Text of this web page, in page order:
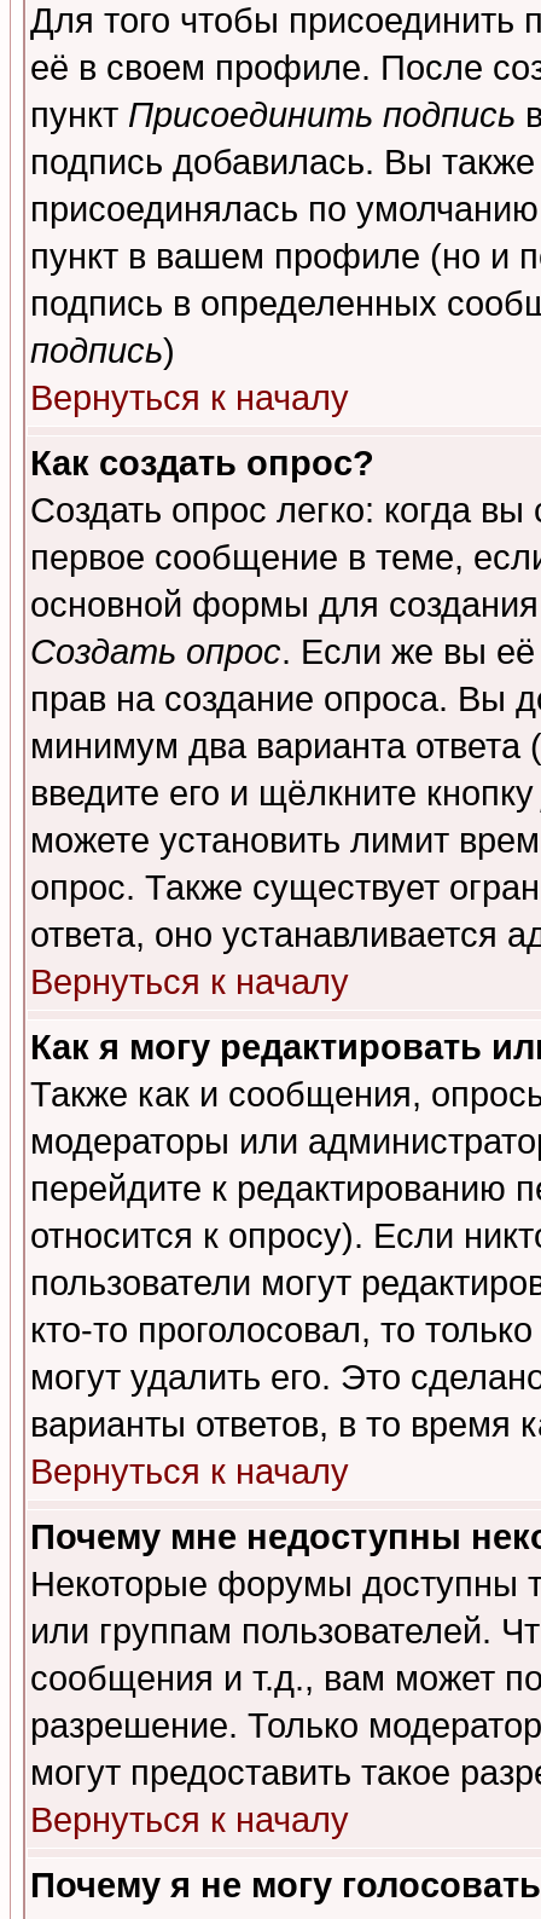
Для того чтобы присоединить
её в своем профиле. После
пункт Присоединить подпись
подпись добавилась. Вы
присоединялась по
пункт в вашем профиле (но и
подпись в определенных
подпись)
Вернуться к началу
Как создать опрос?
Создать опрос легко: когда
первое сообщение в теме,
основной формы для
Создать опрос. Если же вы её
прав на создание опроса. Вы
минимум два варианта ответа
введите его и щёлкните
можете установить лимит
опрос. Также существует
ответа, оно устанавливается
Вернуться к началу
Как я могу редактировать
Также как и сообщения,
модераторы или
перейдите к редактированию
относится к опросу). Если
пользователи могут
кто-то проголосовал, то
могут удалить его. Это
варианты ответов, в то время
Вернуться к началу
Почему мне недоступны
Некоторые форумы доступны
или группам пользователей.
сообщения и т.д., вам может
разрешение. Только
могут предоставить такое
Вернуться к началу
Почему я не могу